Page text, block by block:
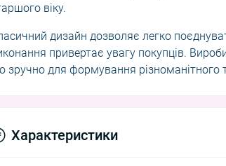
віку.
дизайн дозволяє легко
привертає увагу покупців.
зручно для формування різноманітного
Характеристики